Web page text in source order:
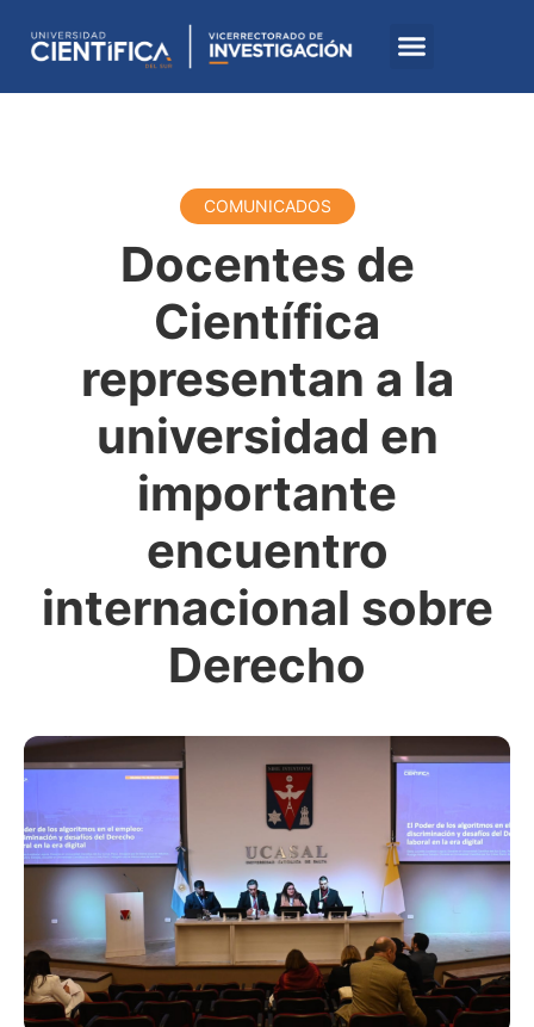
COMUNICADOS
Docentes de
Científica
representan a la
universidad en
importante
encuentro
internacional sobre
Derecho